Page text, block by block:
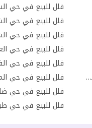
عقارات للبيع في حي ضاحية الملك فهد بالدمام
فلل للبيع في حي
فلل للبيع في حي
فلل للبيع في حي
فلل للبيع في حي
فلل للبيع في حي
فلل للبيع في حي
فلل للبيع في حي